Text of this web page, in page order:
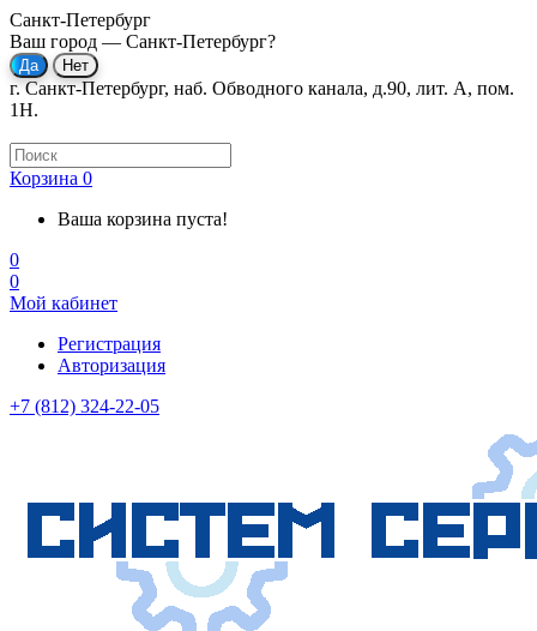
Санкт-Петербург
Ваш город — Санкт-Петербург?
г. Санкт-Петербург, наб. Обводного канала, д.90, лит. А, пом.
1Н.
Корзина 0
Ваша корзина пуста!
0
0
Мой кабинет
Регистрация
Авторизация
+7 (812) 324-22-05